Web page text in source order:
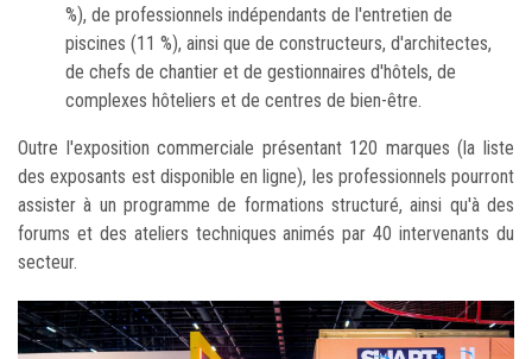
%), de professionnels indépendants de l'entretien de
piscines (11 %), ainsi que de constructeurs, d'architectes,
de chefs de chantier et de gestionnaires d'hôtels, de
complexes hôteliers et de centres de bien-être.
Outre l'exposition commerciale présentant 120 marques (la liste
des exposants est disponible en ligne), les professionnels pourront
assister à un programme de formations structuré, ainsi qu'à des
forums et des ateliers techniques animés par 40 intervenants du
secteur.